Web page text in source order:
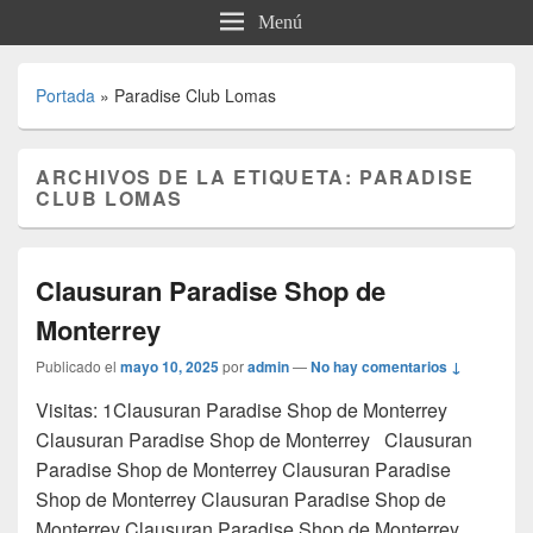
Menú
Portada » Paradise Club Lomas
ARCHIVOS DE LA ETIQUETA: PARADISE
CLUB LOMAS
Clausuran Paradise Shop de
Monterrey
Publicado el mayo 10, 2025poradmin—No hay comentarios ↓
Visitas: 1Clausuran Paradise Shop de Monterrey
Clausuran Paradise Shop de Monterrey Clausuran
Paradise Shop de Monterrey Clausuran Paradise
Shop de Monterrey Clausuran Paradise Shop de